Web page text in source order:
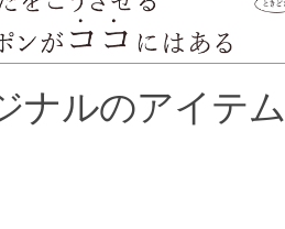
ナルのアイテム